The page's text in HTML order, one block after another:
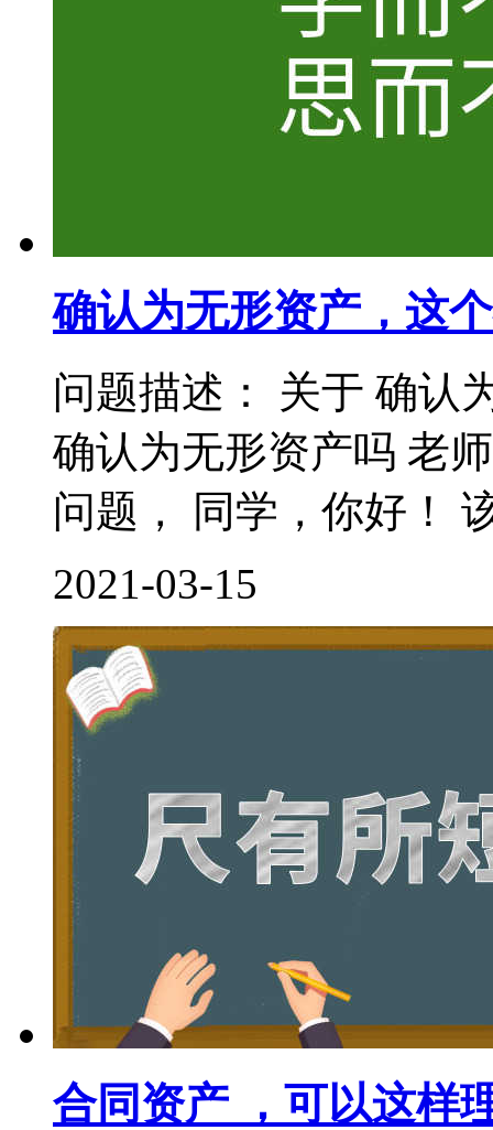
确认为无形资产，这
问题描述： 关于 确认
确认为无形资产吗 老
问题， 同学，你好！
2021-03-15
合同资产 ，可以这样